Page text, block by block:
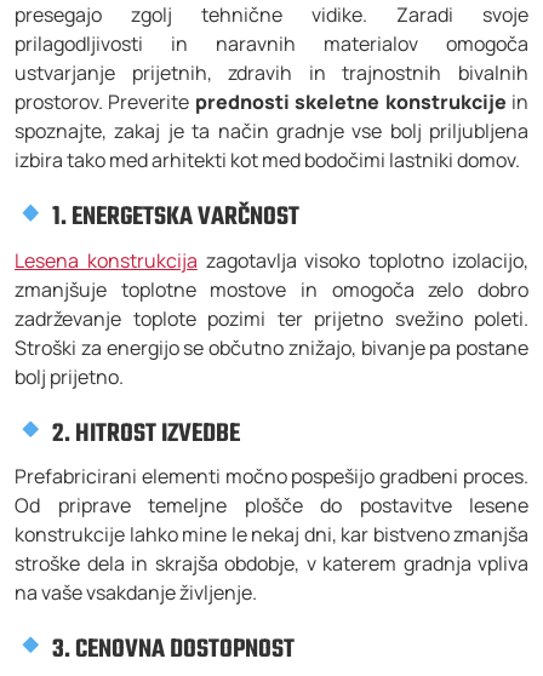
presegajo zgolj tehnične vidike. Zaradi svoje
prilagodljivosti in naravnih materialov omogoča
ustvarjanje prijetnih, zdravih in trajnostnih bivalnih
prostorov. Preverite prednosti skeletne konstrukcije in
spoznajte, zakaj je ta način gradnje vse bolj priljubljena
izbira tako med arhitekti kot med bodočimi lastniki domov.
1. ENERGETSKA VARČNOST
Lesena konstrukcija zagotavlja visoko toplotno izolacijo,
zmanjšuje toplotne mostove in omogoča zelo dobro
zadrževanje toplote pozimi ter prijetno svežino poleti.
Stroški za energijo se občutno znižajo, bivanje pa postane
bolj prijetno.
2. HITROST IZVEDBE
Prefabricirani elementi močno pospešijo gradbeni proces.
Od priprave temeljne plošče do postavitve lesene
konstrukcije lahko mine le nekaj dni, kar bistveno zmanjša
stroške dela in skrajša obdobje, v katerem gradnja vpliva
na vaše vsakdanje življenje.
3. CENOVNA DOSTOPNOST